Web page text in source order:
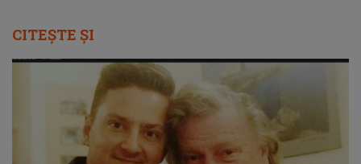
CITEȘTE ȘI